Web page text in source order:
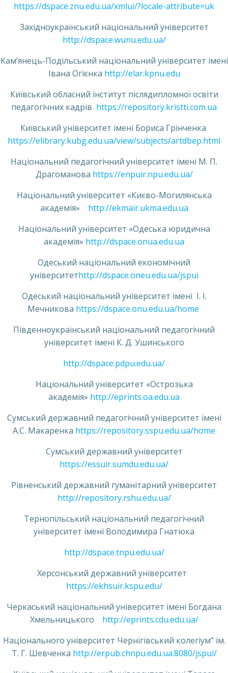
https://dspace.znu.edu.ua/xmlui/?locale-attribute=uk
Західноукраїнський національний університет
http://dspace.wunu.edu.ua/
Кам’янець-Подільський національний університет імені
Івана Огієнка http://elar.kpnu.edu
Київський обласний інститут післядипломної освіти
педагогічних кадрів https://repository.kristti.com.ua
Київський університет імені Бориса Грінченка
https://elibrary.kubg.edu.ua/view/subjects/artdbep.html
Національний педагогічний університет імені М. П.
Драгоманова https://enpuir.npu.edu.ua/
Національний університет «Києво-Могилянська
академія» http://ekmair.ukma.edu.ua
Національний університет «Одеська юридична
академія» http://dspace.onua.edu.ua
Одеський національний економічний
університетhttp://dspace.oneu.edu.ua/jspui
Одеський національний університет імені І. І.
Мечникова https://dspace.onu.edu.ua/home
Південноукраїнський національний педагогічний
університет імені К. Д. Ушинського
http://dspace.pdpu.edu.ua/
Національний університет «Острозька
академія» http://eprints.oa.edu.ua
Сумський державний педагогічний університет імені
А.С. Макаренка https://repository.sspu.edu.ua/home
Сумський державний університет
https://essuir.sumdu.edu.ua/
Рівненський державний гуманітарний університет
http://repository.rshu.edu.ua/
Тернопільський національний педагогічний
університет імені Володимира Гнатюка
http://dspace.tnpu.edu.ua/
Херсонський державний університет
https://ekhsuir.kspu.edu/
Черкаський національний університет імені Богдана
Хмельницького http://eprints.cdu.edu.ua/
Національного університет Чернігівський колегіум” ім.
Т. Г. Шевченка http://erpub.chnpu.edu.ua:8080/jspui/